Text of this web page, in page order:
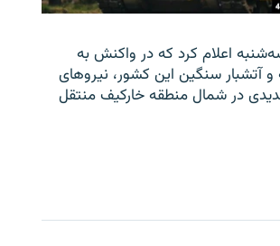
اعلام کرد که در واکنش به
آتشبار سنگین این کشور، نیروهای
در شمال منطقه خارکیف منتقل